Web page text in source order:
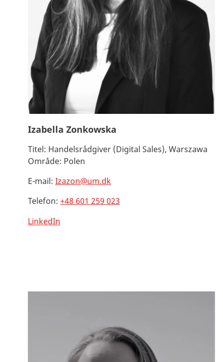
Izabella Zonkowska
Titel: Handelsrådgiver (Digital Sales), Warszawa
Område: Polen
E-mail: Izazon@um.dk
Telefon: +48 601 259 023
LinkedIn